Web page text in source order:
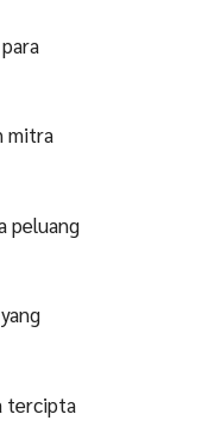
mitra
peluang
tercipta